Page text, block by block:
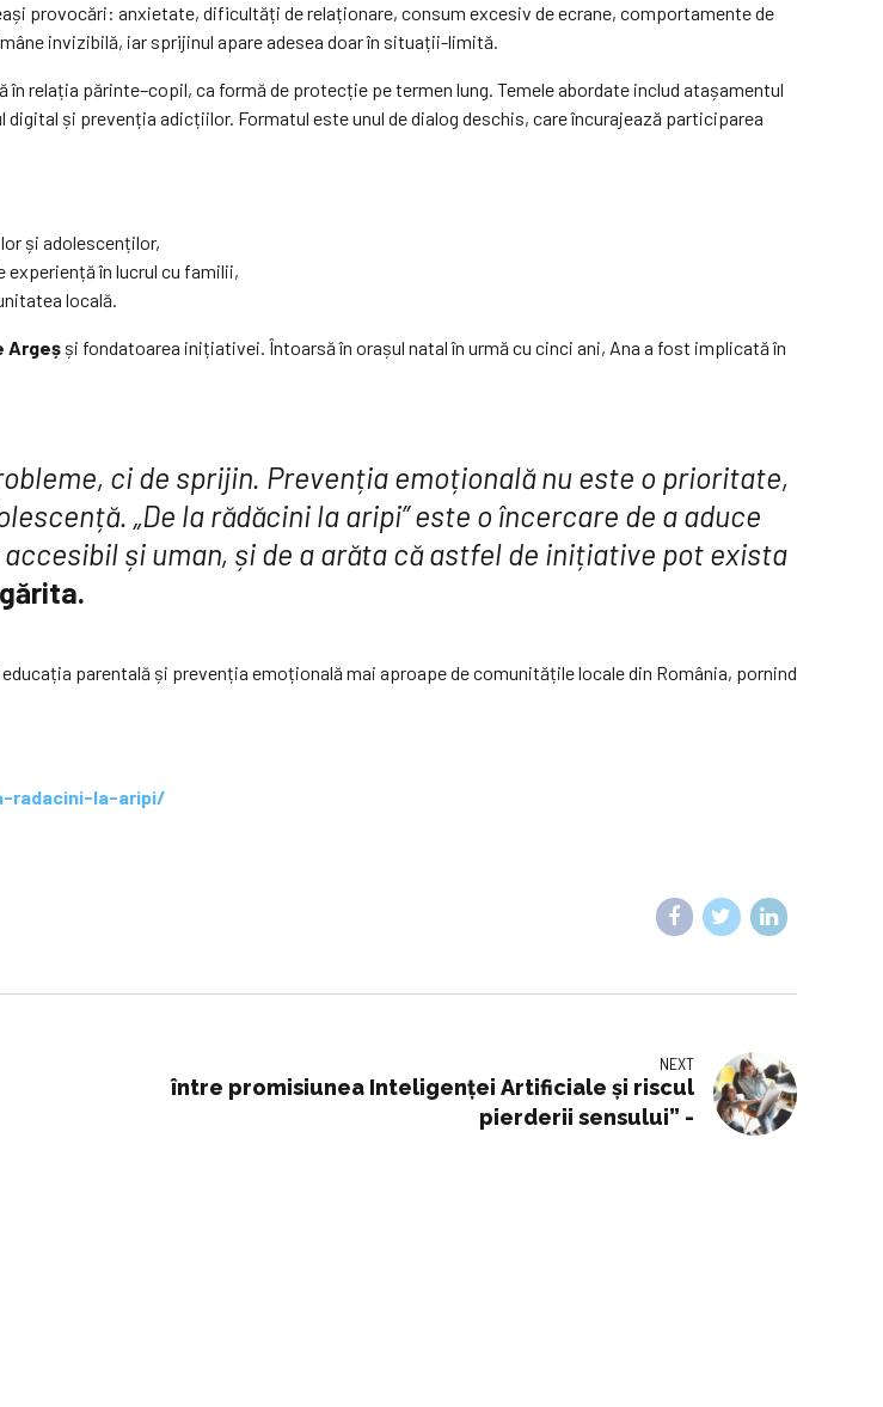
provocări: anxietate, dificultăți de relaționare, consum excesiv de ecrane, comportamente de
invizibilă, iar sprijinul apare adesea doar în situații-limită.
relația părinte–copil, ca formă de protecție pe termen lung. Temele abordate includ atașamentul
și prevenția adicțiilor. Formatul este unul de dialog deschis, care încurajează participarea
și adolescenților,
experiență în lucrul cu familii,
locală.
Argeș și fondatoarea inițiativei. Întoarsă în orașul natal în urmă cu cinci ani, Ana a fost implicată în
ci de sprijin. Prevenția emoțională nu este o prioritate,
„De la rădăcini la aripi” este o încercare de a aduce
și uman, și de a arăta că astfel de inițiative pot exista
parentală și prevenția emoțională mai aproape de comunitățile locale din România, pornind
radacini-la-aripi/
NEXT
între promisiunea Inteligenței Artificiale și riscul
pierderii sensului” -